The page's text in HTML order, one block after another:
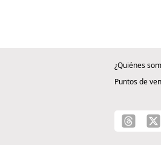
¿Quiénes
Puntos de